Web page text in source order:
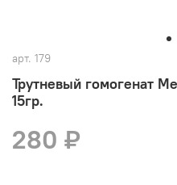
арт. 179
Трутневый гомогенат
15гр.
280 ₽